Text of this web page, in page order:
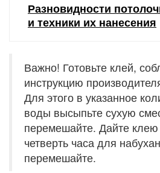
Разновидности
и техники их нанесения
Важно! Готовьте клей,
инструкцию
Для этого в указанное
воды высыпьте сухую
перемешайте. Дайте клею
четверть часа для
перемешайте.